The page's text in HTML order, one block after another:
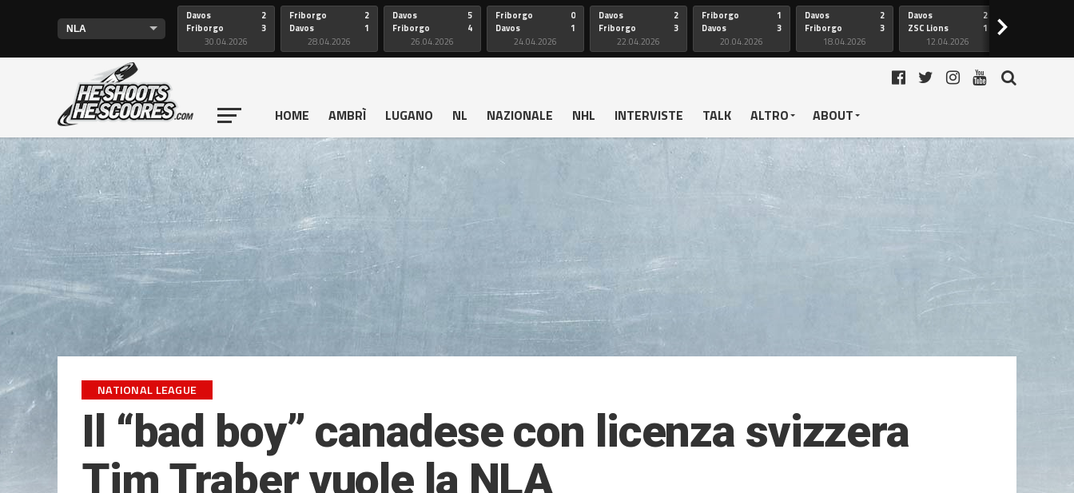
Davos
Friborgo
2
3
30.04.2026
Friborgo
Davos
2
1
28.04.2026
Davos
Friborgo
5
4
26.04.2026
Friborgo
Davos
0
1
24.04.2026
Davos
Friborgo
2
3
22.04.2026
Friborgo
Davos
1
3
20.04.2026
Davos
Friborgo
2
3
18.04.2026
Davos
ZSC Lions
2
1
12.04.2026
>
HOME AMBRÌ LUGANO NL NAZIONALE NHL INTERVISTE TALK ALTRO ABOUT
NATIONAL LEAGUE
Il “bad boy” canadese con licenza svizzera
Tim Traber vuole la NLA